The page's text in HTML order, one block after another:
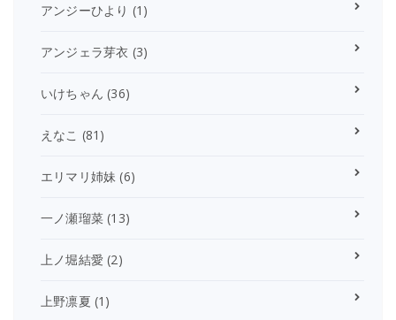
アンジーひより (1)
アンジェラ芽衣 (3)
いけちゃん (36)
えなこ (81)
エリマリ姉妹 (6)
一ノ瀬瑠菜 (13)
上ノ堀結愛 (2)
上野凛夏 (1)